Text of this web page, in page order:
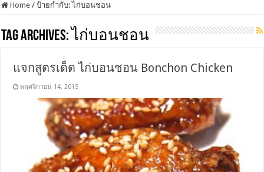
Home / ป้ายกำกับ:ไก่บอนชอน
Tag Archives: ไก่บอนชอน
แจกสูตรเด็ด ไก่บอนชอน Bonchon Chicken
พฤศจิกายน 14, 2015